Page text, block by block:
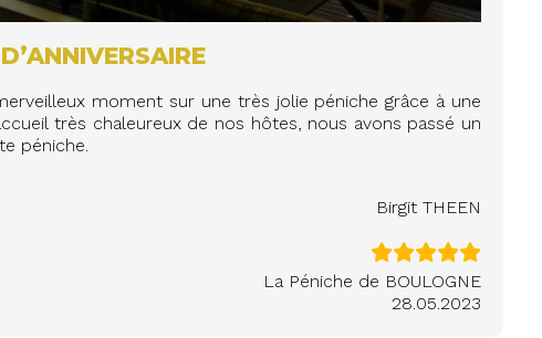
moment sur une très jolie péniche grâce à une
très chaleureux de nos hôtes, nous avons passé un
péniche.
Birgit THEEN
La Péniche de BOULOGNE
28.05.2023